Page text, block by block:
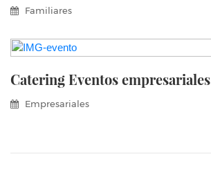
Familiares
Catering Eventos empresariales
Empresariales